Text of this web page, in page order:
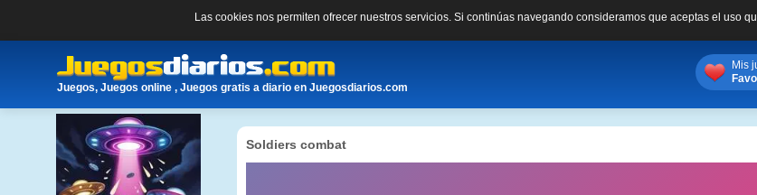
Las cookies nos permiten ofrecer nuestros servicios. Si continúas navegando consideramos que aceptas el uso
Juegos, Juegos online , Juegos gratis a diario en Juegosdiarios.com
Mis
Soldiers combat